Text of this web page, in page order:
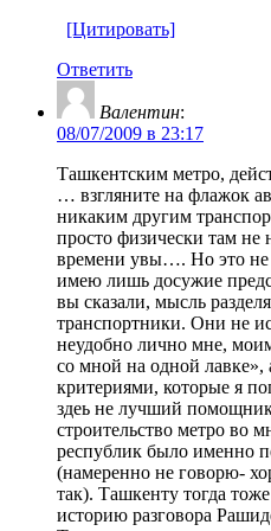
[Цитировать]
Ответить
Валентин:
08/07/2009 в 23:17
Ташкентским метро,
… взгляните на флажок
никаким другим
просто физически там не
времени увы…. Но это не
имею лишь досужие
вы сказали, мысль
транспортники. Они не
неудобно лично мне,
со мной на одной лавке»,
критериями, которые я
здеь не лучший
строительство метро во
республик было именно
(намеренно не говорю-
так). Ташкенту тогда
историю разговора